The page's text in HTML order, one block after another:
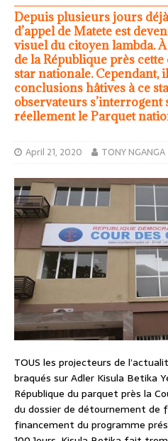
Depuis plusieurs jours
d’appel de Matete est
visuel du citoyen lambda.
de la République près
star nationale. Cependant,
conclusions hâtives à ce
observateurs s’interrogent
réellement le Parquet
April 21, 2020 TONY NGANGA
TOUS les projecteurs de
braqués sur Adler Kisula Betika
République du parquet près la
du dossier de détournement de
financement du programme